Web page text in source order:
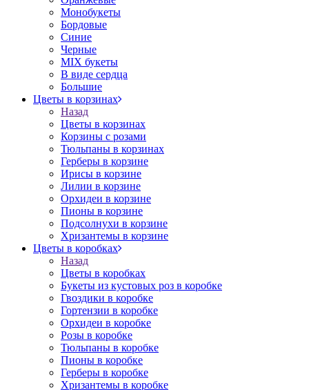
Монобукеты
Бордовые
Синие
Черные
MIX букеты
В виде сердца
Большие
Цветы в корзинах
Назад
Цветы в корзинах
Корзины с розами
Тюльпаны в корзинах
Герберы в корзине
Ирисы в корзине
Лилии в корзине
Орхидеи в корзине
Пионы в корзине
Подсолнухи в корзине
Хризантемы в корзине
Цветы в коробках
Назад
Цветы в коробках
Букеты из кустовых роз в коробке
Гвоздики в коробке
Гортензии в коробке
Орхидеи в коробке
Розы в коробке
Тюльпаны в коробке
Пионы в коробке
Герберы в коробке
Хризантемы в коробке